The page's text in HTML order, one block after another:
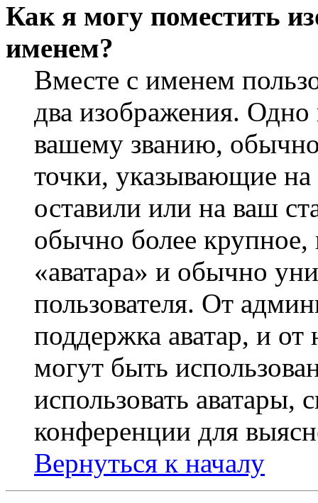
Как я могу поместить
именем?
Вместе с именем
два изображения.
вашему званию, обычно
точки, указывающие
оставили или на ваш
обычно более крупное,
«аватара» и обычно
пользователя. От
поддержка аватар, и от
могут быть
использовать аватары,
конференции для
Вернуться к началу